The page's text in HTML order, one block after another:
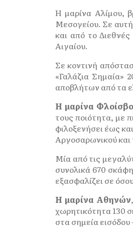
Η μαρίνα Αλίμου,
Μεσογείου. Σε
και από το
Αιγαίου.
Σε κοντινή
«Γαλάζια Σημαία»
αποβλήτων από τα
Η μαρίνα
τους ποιότητα, με
φιλοξενήσει έως
Αργοσαρωνικού και
Μία από τις
συνολικά 670
εξασφαλίζει σε
Η μαρίνα Αθηνών
χωρητικότητα 130
στα σημεία εισόδου